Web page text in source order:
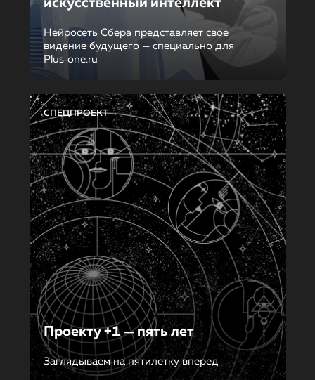
искусственный интеллект
Нейросеть Сбера представляет свое
видение будущего — специально для
Plus‑one.ru
СПЕЦПРОЕКТ
Проекту +1 — пять лет
Заглядываем на пятилетку вперед